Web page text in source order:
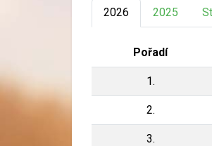
2026 2025
Pořadí
1.
2.
3.